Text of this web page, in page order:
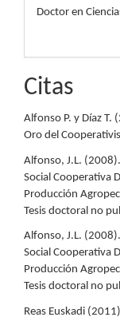
Doctor en
Citas
Alfonso P. y Díaz T.
Oro del
Alfonso, J.L.
Social Cooperativa
Producción
Tesis doctoral no
Alfonso, J.L.
Social Cooperativa
Producción
Tesis doctoral no
Reas Euskadi